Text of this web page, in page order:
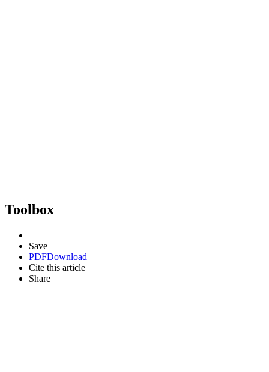
Toolbox
Save
PDFDownload
Cite this article
Share